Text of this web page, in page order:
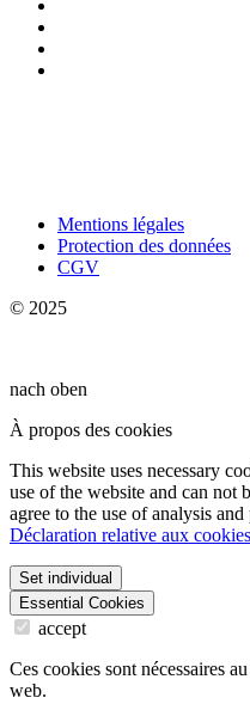
Mentions légales
Protection des données
CGV
© 2025
nach oben
À propos des cookies
This website uses necessary
use of the website and can not
agree to the use of analysis
Déclaration relative aux cookies
Set individual
Essential Cookies
accept
Ces cookies sont nécessaires
web.